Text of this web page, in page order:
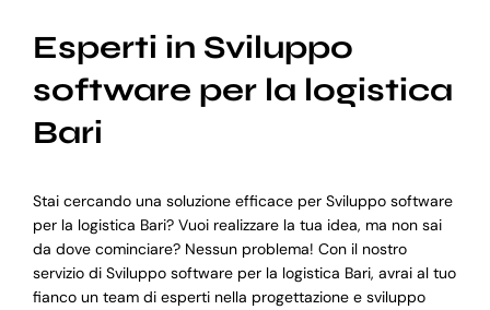
Esperti in Sviluppo
software per la logistica
Bari
Stai cercando una soluzione efficace per Sviluppo software
per la logistica Bari? Vuoi realizzare la tua idea, ma non sai
da dove cominciare? Nessun problema! Con il nostro
servizio di Sviluppo software per la logistica Bari, avrai al tuo
fianco un team di esperti nella progettazione e sviluppo